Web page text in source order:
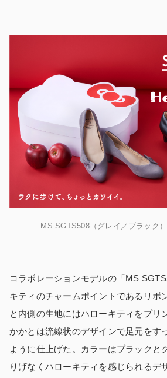
MS SGTS508（グレイ／ブラック）
コラボレーションモデルの「MS
キティのチャームポイントであるリボ
と内側の生地にはハローキティをプリ
かかとは流線状のデザインで足元をす
ように仕上げた。カラーはブラックと
りげなくハローキティを感じられるデ